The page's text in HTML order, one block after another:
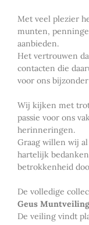
Met veel plezier
munten,
aanbieden.
Het vertrouwen
contacten die
voor ons
Wij kijken met
passie voor ons
herinneringen.
Graag willen wij
hartelijk
betrokkenheid
De volledige
Geus
De veiling vindt